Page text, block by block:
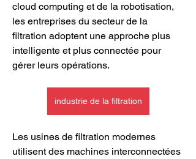
cloud computing et de la robotisation,
les entreprises du secteur de la
filtration adoptent une approche plus
intelligente et plus connectée pour
gérer leurs opérations.
industrie de la filtration
Les usines de filtration modernes
utilisent des machines interconnectées